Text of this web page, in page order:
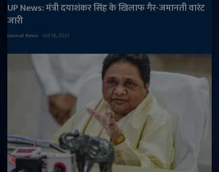
UP News: मंत्री दयाशंकर सिंह के खिलाफ गैर-जमानती वारंट
जारी
Janmat News Oct 16, 2025